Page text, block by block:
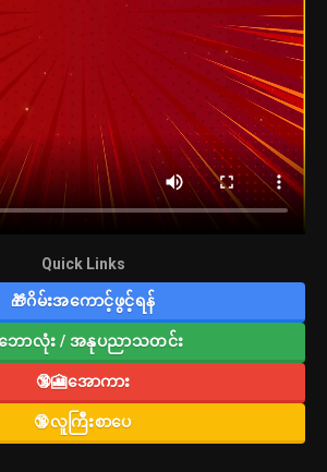
Quick Links
🎁ဂိမ်းအကောင့်ဖွင့်ရန်
ဘောလုံး / အနုပညာသတင်း
🔞🎦အောကား
🔞လူကြီးစာပေ